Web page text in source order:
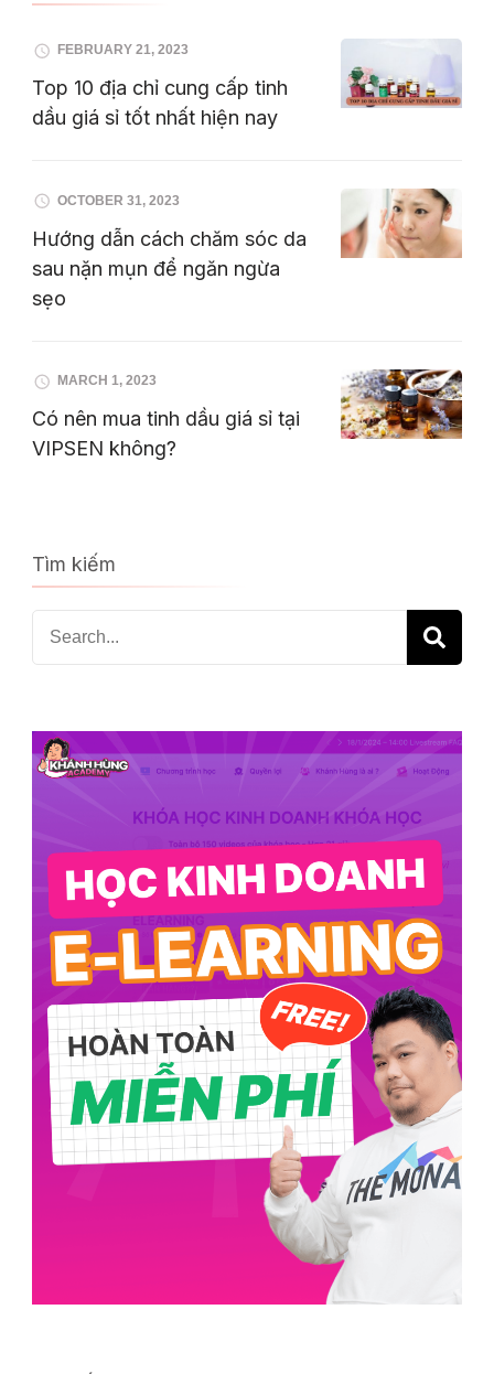
FEBRUARY 21, 2023
Top 10 địa chỉ cung cấp tinh
dầu giá sỉ tốt nhất hiện nay
OCTOBER 31, 2023
Hướng dẫn cách chăm sóc da
sau nặn mụn để ngăn ngừa
sẹo
MARCH 1, 2023
Có nên mua tinh dầu giá sỉ tại
VIPSEN không?
Tìm kiếm
Search
for: